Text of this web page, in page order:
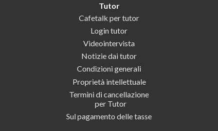
Tutor
Cafetalk per tutor
Login tutor
Videointervista
Notizie dai tutor
Condizioni generali
Proprietà intellettuale
Termini di cancellazione
per Tutor
Sul pagamento delle tasse